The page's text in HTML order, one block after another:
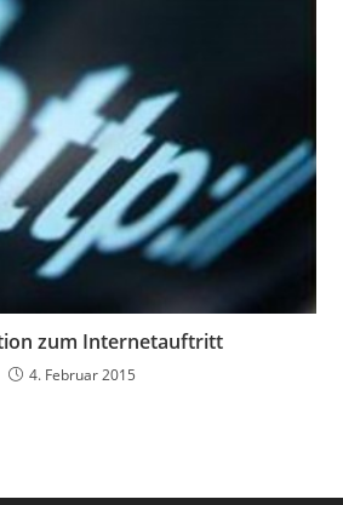
zum Internetauftritt
4. Februar 2015